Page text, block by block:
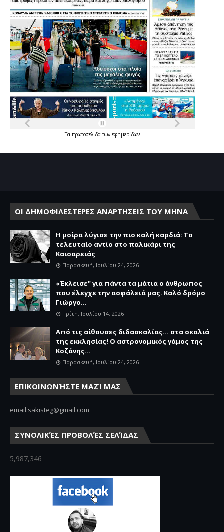
Τα πρωτοσέλιδατων εφημερίδων
ΟΙ ΔΗΜΟΦΙΛΕΣΤΕΡΕΣ ΑΝΑΡΤΗΣΕΙΣ ΤΟΥ ΜΗΝΑ
Η μοίρα λύγισε την πιο καλή καρδιά: Το
τελευταίο αντίο στο παλικάρι της
Καισαρειάς
Παρασκευή, Ιουλίου 24, 2026
«Έκλεισε" για πάντα τα μάτια ο άνθρωπος
που έλεγχε την ασφάλειά μας. Καλό δρόμο
Γιώργο...
Τρίτη, Ιουλίου 14, 2026
Από τις αίθουσες διδασκαλίας… στα σκαλιά
της εκκλησίας! Ο αστρονομικός γάμος της
Κοζάνης...
Παρασκευή, Ιουλίου 24, 2026
ΕΠΙΚΟΙΝΩΝΉΣΤΕ ΜΑΖΊ ΜΑΣ
email:sakisteg@gmail.com
ΣΥΝΟΛΙΚΈΣ ΠΡΟΒΟΛΈΣ ΣΕΛΊΔΑΣ
5,987,346